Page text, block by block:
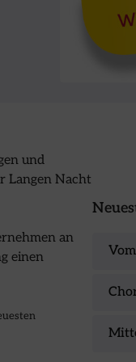
und
Langen Nacht
an
einen